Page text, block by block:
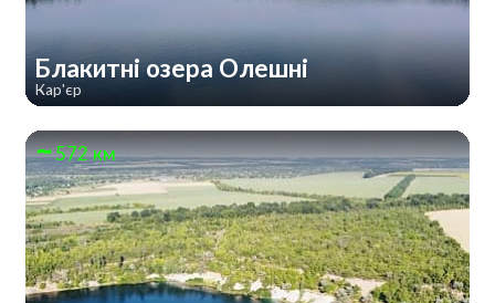
Блакитні озера Олешні
Кар'єр
572 км